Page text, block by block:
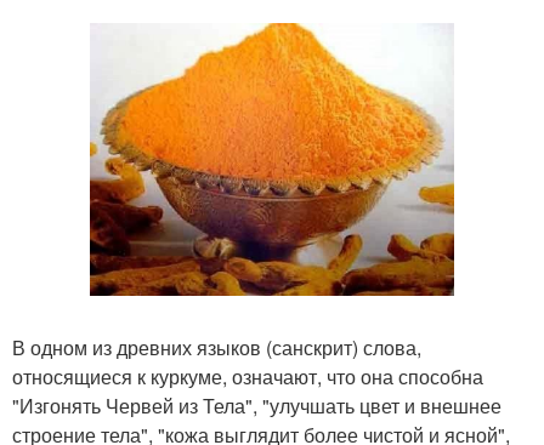
В одном из древних языков (санскрит) слова,
относящиеся к куркуме, означают, что она способна
"Изгонять Червей из Тела", "улучшать цвет и внешнее
строение тела", "кожа выглядит более чистой и ясной",